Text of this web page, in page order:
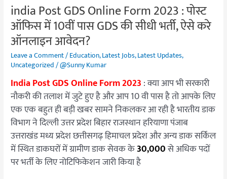
india Post GDS Online Form 2023 : पोस्ट
ऑफिस में 10वीं पास GDS की सीधी भर्ती, ऐसे करे
ऑनलाइन आवेदन?
Leave a Comment/Education,Latest Jobs,Latest Updates,
Uncategorized/@Sunny Kumar
India Post GDS Online Form 2023 : क्या आप भी सरकारी
नौकरी की तलाश में जुटे हुए है और आप 10 वी पास है तो आपके लिए
एक एक बहुत ही बड़ी खबर सामने निकलकर आ रही है भारतीय डाक
विभाग ने दिल्ली उत्तर प्रदेश बिहार राजस्थान हरियाणा पंजाब
उत्तराखंड मध्य प्रदेश छत्तीसगढ़ हिमाचल प्रदेश और अन्य डाक सर्किल
में स्थित डाकघरों में ग्रामीण डाक सेवक के30,000से अधिक पदों
पर भर्ती के लिए नोटिफिकेशन जारी किया है
GDS
की
सीधी
भर्ती,
ऐसे
ऑनलाइन
आवेदन?